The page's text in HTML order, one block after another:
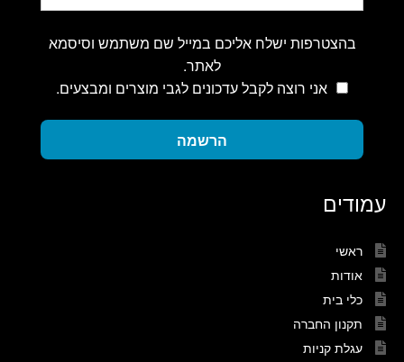
בהצטרפות ישלח אליכם במייל שם משתמש וסיסמא
לאתר.
אני רוצה לקבל עדכונים לגבי מוצרים ומבצעים.
הרשמה
עמודים
ראשי
אודות
כלי בית
תקנון החברה
עגלת קניות